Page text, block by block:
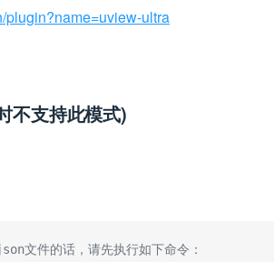
plugin?name=uview-ultra
不支持此模式)
文件的话，请先执行如下命令：